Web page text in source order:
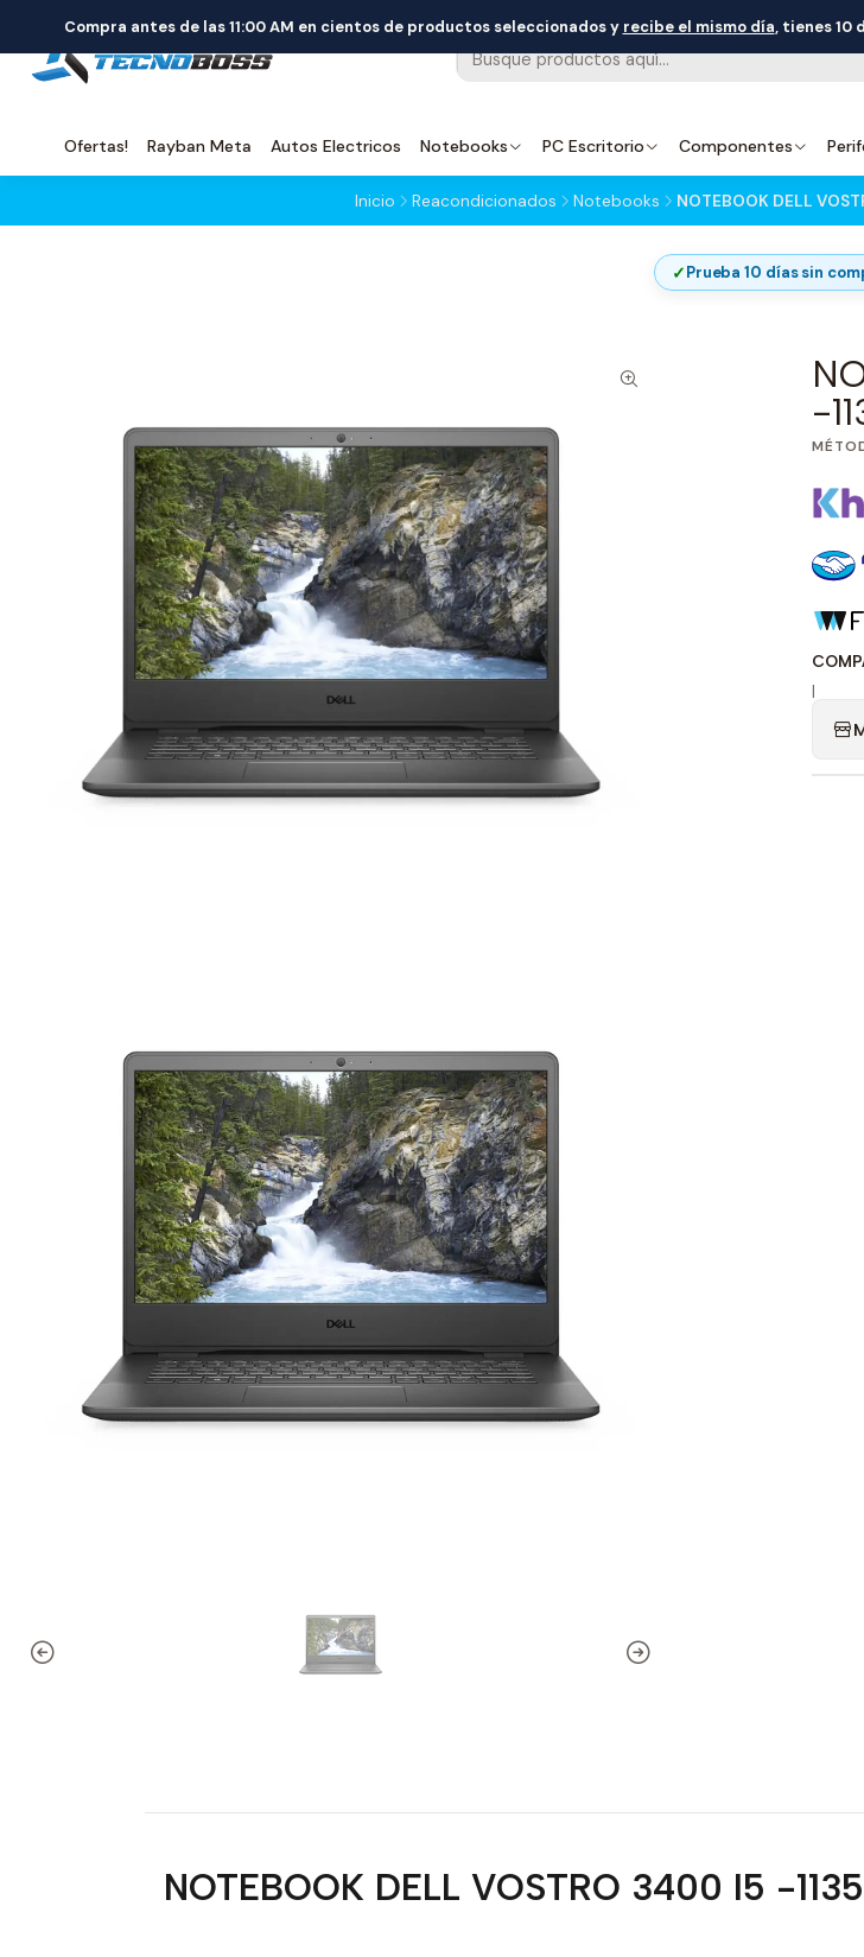
Ofertas! Rayban Meta Autos Electricos Notebooks PC Escritorio Componentes
Compra antes de las 11:00 AM en cientos de productos seleccionados y recibe el mismo día, tienes 10
Inicio Reacondicionados Notebooks NOTEBOOK DELL
✓Prueba 10 días sin
-
|
NOTEBOOK DELL VOSTRO 3400 I5 -